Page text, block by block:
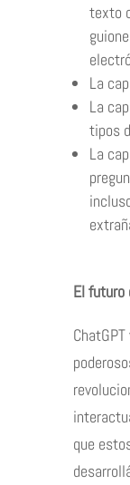
texto
La
La
tipos
La
El futuro
que